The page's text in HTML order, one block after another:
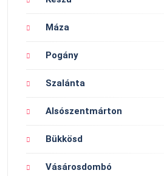
Máza
Pogány
Szalánta
Alsószentmárton
Bükkösd
Vásárosdombó